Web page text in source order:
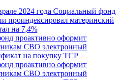
2024 года Социальный фонд
проиндексировал материнский
на 7,4%
проактивно оформит
СВО электронный
на покупку ТСР
проактивно оформит
СВО электронный